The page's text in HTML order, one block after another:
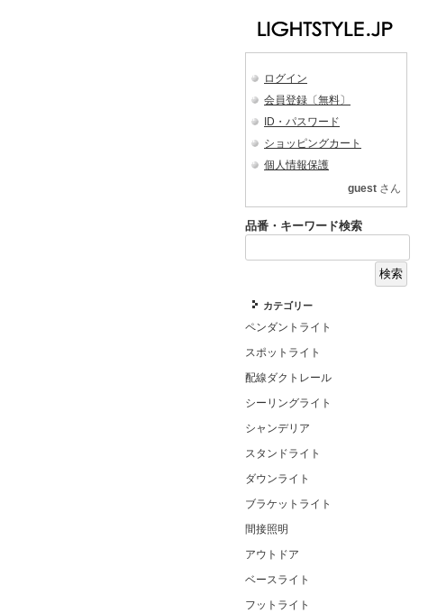
ログイン
会員登録〔無料〕
ID・パスワード
ショッピングカート
個人情報保護
guest さん
品番・キーワード検索
カテゴリー
ペンダントライト
スポットライト
配線ダクトレール
シーリングライト
シャンデリア
スタンドライト
ダウンライト
ブラケットライト
間接照明
アウトドア
ベースライト
フットライト